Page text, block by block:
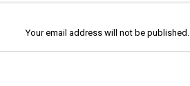
Your email address will not be published.